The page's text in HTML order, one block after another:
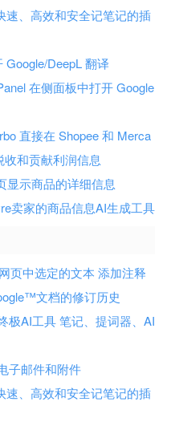
速、高效和安全记笔记的插
Google/DeepL 翻译
在侧面板中打开 Google
直接在 Shopee 和 Merca
和贡献利润信息
显示商品的详细信息
卖家的商品信息AI生成工具
页中选定的文本 添加注释
文档的修订历史
极AI工具 笔记、提词器、AI
子邮件和附件
速、高效和安全记笔记的插